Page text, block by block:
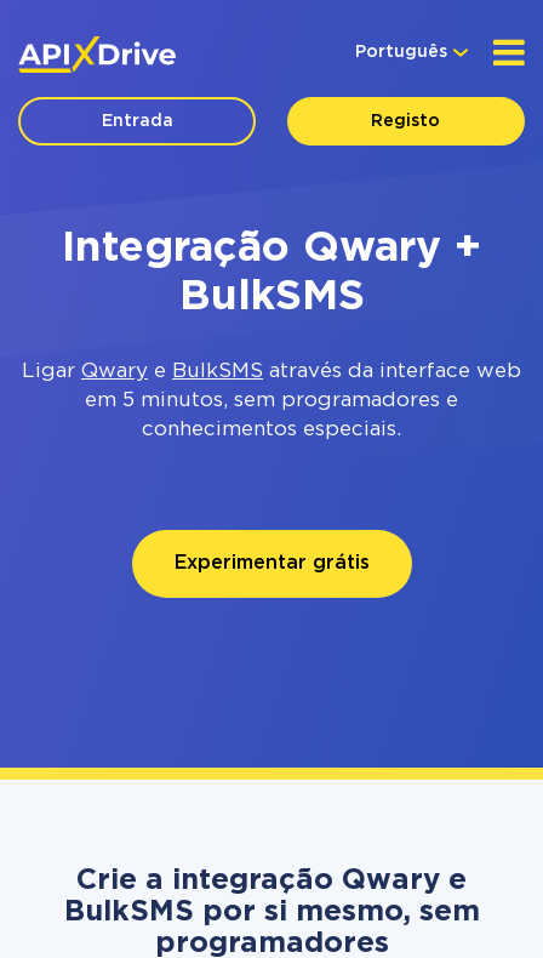
Português
Entrada Registo
Integração Qwary +
BulkSMS
Ligar Qwary e BulkSMS através da interface web
em 5 minutos, sem programadores e
conhecimentos especiais.
Experimentar grátis
Crie a integração Qwary e
BulkSMS por si mesmo, sem
programadores